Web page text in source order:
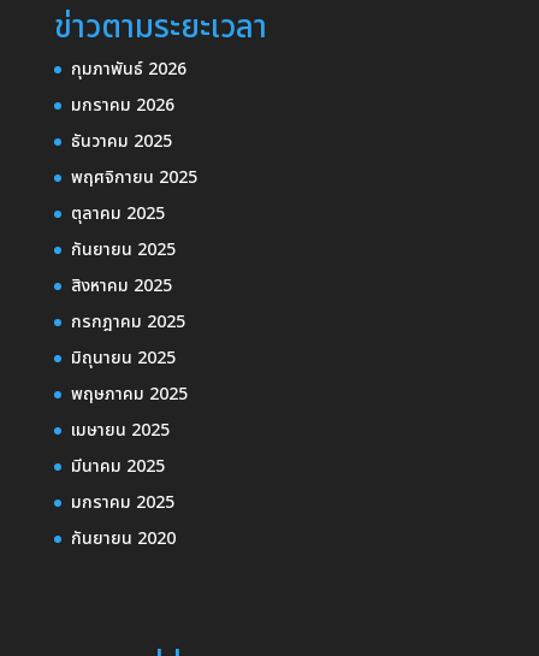
ข่าวตามระยะเวลา
กุมภาพันธ์ 2026
มกราคม 2026
ธันวาคม 2025
พฤศจิกายน 2025
ตุลาคม 2025
กันยายน 2025
สิงหาคม 2025
กรกฎาคม 2025
มิถุนายน 2025
พฤษภาคม 2025
เมษายน 2025
มีนาคม 2025
มกราคม 2025
กันยายน 2020